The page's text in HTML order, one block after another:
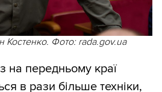
Костенко. Фото: rada.gov.ua
на передньому краї
в рази більше техніки,